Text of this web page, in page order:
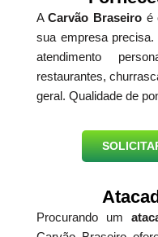
ACarvão Braseiro é
sua empresa
atendimento
restaurantes,
geral. Qualidade de
Procurando um